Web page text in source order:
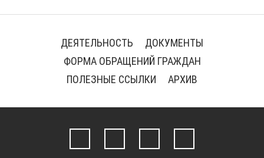
ДЕЯТЕЛЬНОСТЬ
ДОКУМЕНТЫ
ФОРМА ОБРАЩЕНИЙ ГРАЖДАН
ПОЛЕЗНЫЕ ССЫЛКИ
АРХИВ